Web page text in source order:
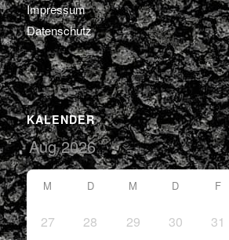
Impressum
Datenschutz
KALENDER
M D M D F
27 28 29 30 31